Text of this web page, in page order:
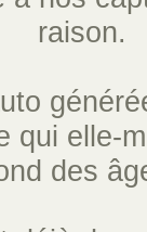
raison.
qui elle-
des